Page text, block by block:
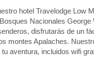
hotel Travelodge Low
Nacionales
disfrutarás de un
montes Apalaches.
aventura, incluidos wifi